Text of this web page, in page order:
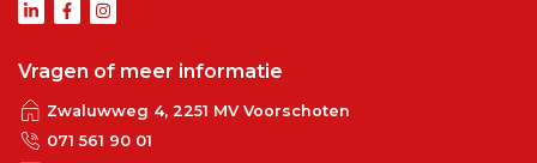
Vragen of meer informatie
Zwaluwweg 4, 2251 MV Voorschoten
071 561 90 01